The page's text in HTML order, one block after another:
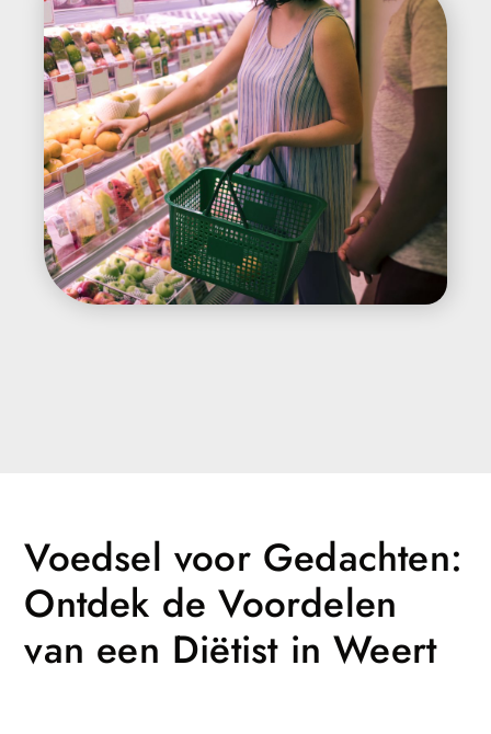
Voedsel voor Gedachten:
Ontdek de Voordelen
van een Diëtist in Weert